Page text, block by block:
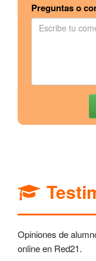
Preguntas o
Opiniones de
online en Red21.